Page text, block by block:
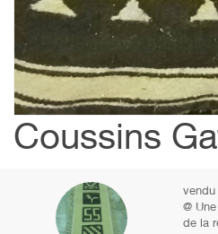
Coussins
vendu
@
de la